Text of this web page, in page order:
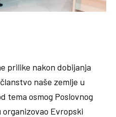
prilike nakon dobijanja
naše zemlje u
tema osmog Poslovnog
Evropski